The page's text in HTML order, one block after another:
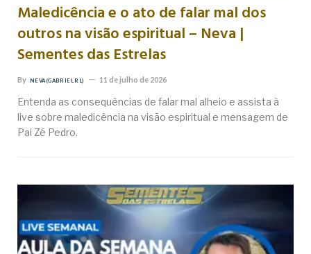
Maledicência e o ato de falar mal dos
outros na visão espiritual – Neva |
Sementes das Estrelas
By NEVA (GABRIEL RL) 11 de julho de 2026
Entenda as consequências de falar mal alheio e assista à
live sobre maledicência na visão espiritual e mensagem de
Pai Zé Pedro.